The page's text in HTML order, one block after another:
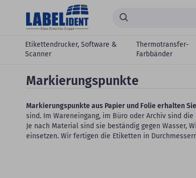
Zum Hauptinhalt springen
Suchen...
Etikettendrucker, Software &
Scanner
Thermotransfer-
Farbbänder
Markierungspunkte
Markierungspunkte aus Papier und Folie erhalten
sind. Im Wareneingang, im Büro oder Archiv sind
Je nach Material sind sie beständig gegen Wasser,
einsetzen. Wir fertigen die Etiketten in